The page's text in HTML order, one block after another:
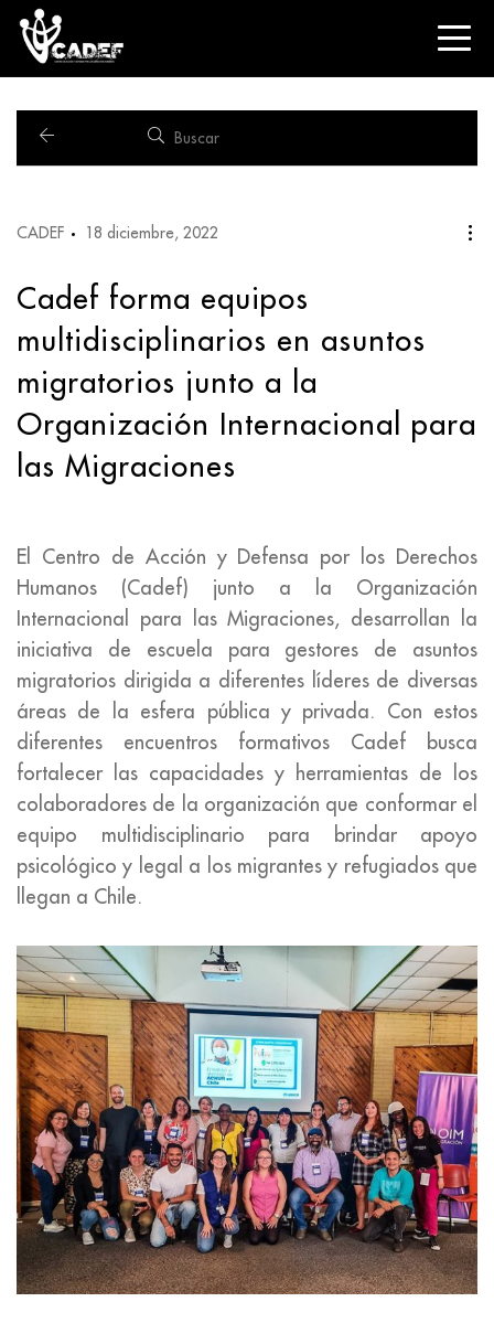
CADEF 18 diciembre, 2022
Cadef forma equipos
multidisciplinarios en asuntos
migratorios junto a la
Organización Internacional para
las Migraciones
El Centro de Acción y Defensa por los Derechos
Humanos (Cadef) junto a la Organización
Internacional para las Migraciones, desarrollan la
iniciativa de escuela para gestores de asuntos
migratorios dirigida a diferentes líderes de diversas
áreas de la esfera pública y privada. Con estos
diferentes encuentros formativos Cadef busca
fortalecer las capacidades y herramientas de los
colaboradores de la organización que conformar el
equipo multidisciplinario para brindar apoyo
psicológico y legal a los migrantes y refugiados que
llegan a Chile.